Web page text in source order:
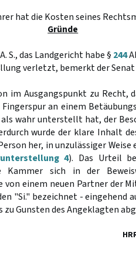
hat die Kosten seines
Gründe
S., das Landgericht habe § 244
verletzt, bemerkt der Senat
im Ausgangspunkt zu Recht,
an einem
wahr unterstellt hat, der
wurde der klare Inhalt
her, in unzulässiger Weise
4). Das Urteil
Kammer sich in der
von einem neuen Partner der
"Si." bezeichnet - eingehend
Gunsten des Angeklagten